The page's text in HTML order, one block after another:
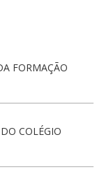
FORMAÇÃO
COLÉGIO